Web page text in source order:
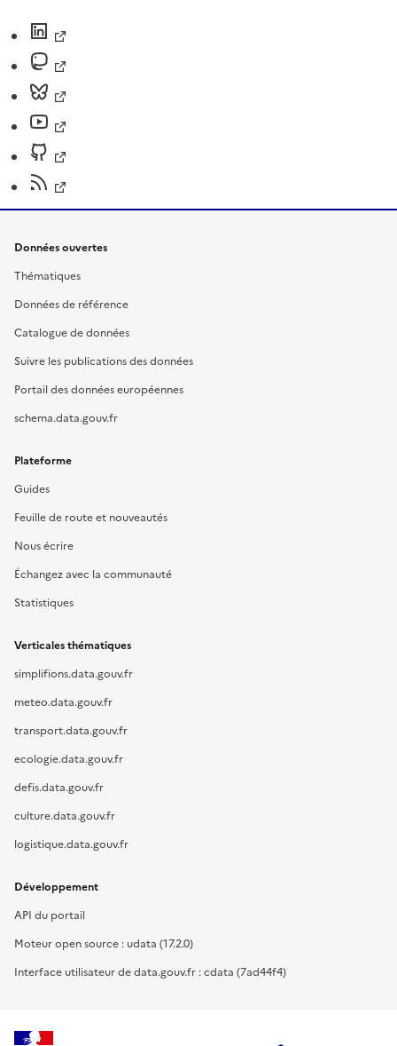
Données ouvertes
Thématiques
Données de référence
Catalogue de données
Suivre les publications des données
Portail des données européennes
schema.data.gouv.fr
Plateforme
Guides
Feuille de route et nouveautés
Nous écrire
Échangez avec la communauté
Statistiques
Verticales thématiques
simplifions.data.gouv.fr
meteo.data.gouv.fr
transport.data.gouv.fr
ecologie.data.gouv.fr
defis.data.gouv.fr
culture.data.gouv.fr
logistique.data.gouv.fr
Développement
API du portail
Moteur open source : udata (17.2.0)
Interface utilisateur de data.gouv.fr : cdata (7ad44f4)